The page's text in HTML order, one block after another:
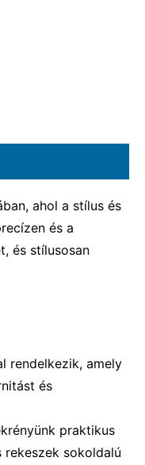
ahol a stílus és
és a
és stílusosan
rendelkezik, amely
és
praktikus
sokoldalú